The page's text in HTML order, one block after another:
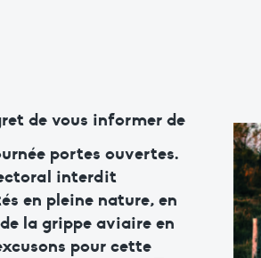
de vous informer de
portes ouvertes.
interdit
en pleine nature, en
la grippe aviaire en
pour cette